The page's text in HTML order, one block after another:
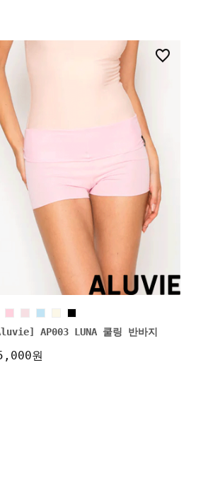
AP003 LUNA 쿨링 반바지
원